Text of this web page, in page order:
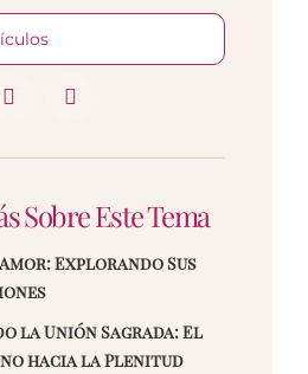
Sobre Este Tema
Explorando Sus
la Unión Sagrada: El
hacia la Plenitud